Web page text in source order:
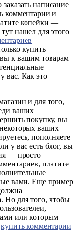
написание
комментарии и
копейки —
нашел для этого
купить
к вашим товарам
вас. Как это
и для того,
ваших
покупку, вы
ваших
пополняете
у вас есть блог, вы
— просто
платите
вами. Еще пример
Но для того, чтобы
или которым
купить комментарии